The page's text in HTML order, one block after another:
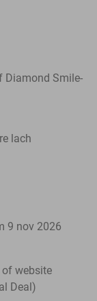
Diamond Smile-
lach
9 nov 2026
website
Deal)